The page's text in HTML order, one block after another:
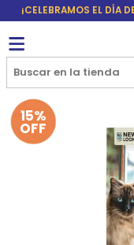
¡CELEBRAMOS EL DÍA
15%
OFF